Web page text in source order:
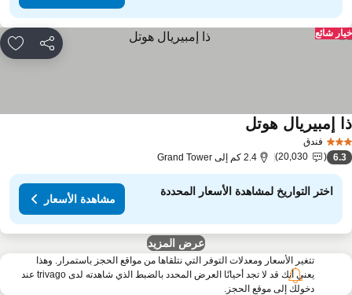
مشاركة
شائع
فندق
إمبيريال هوتل
6.3
20,030 2.4 كم إلى Grand Tower
اختر التواريخ لمشاهدة الأسعار المحددة
مشاهدة الأسعار
عرض المزيد
تتغير الأسعار ومعدلات التوفر التي نتلقاها من مواقع الحجز باستمرار. وهذا
يعني أنك قد لا تجد أحيانًا العرض المحدد بالضبط الذي شاهدته لدى trivago عند
دخولك إلى موقع الحجز.